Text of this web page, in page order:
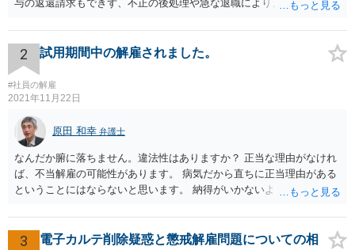
与の返還請求もできず、不正の後処理や急な退職により、社や他のス
状況です。」 大変悪質ですね。打刻場所のデータと、これまでのタイ
ムカードの虚偽を確認し、突き付けて責任を問題にすることになるで
しょう。 詐欺もありうるでしょうね。 「正しい時間がわからないとい
うタイムカード不正打刻による返還請求はどのようにおこなえばよい
でしょうか？」 想定できる虚偽を前提に、相手と協議して詰めればよ
すべては不可能でしょうので。 相手の言動には早急には返事をせずに
弁護士と相談しながら、対応策を検討する方がよいでしょう。 また、
返還が難しい場合、損害賠償を請求する事はできますでしょうか？ 法
的には可能ですが、立証の問題があります。 協議でも問題にできそう
ですが、調停なども検討できるでしょう。 また、返還請求も損害賠償
上がります。 警察に相談されてもよい事案だとは思います。
2 試用期間中の解雇されました。
#社員の解雇
2021年11月22日
原田 和幸 弁護士
なんだか腑に落ちません。違法性はありますか？ 正当な理由がなけれ
ば、不当解雇の可能性があります。 病気だから直ちに正当理由がある
ということにはならないと思います。 納得がいかないようであれば、
ます。
3
電子カルテ削除疑惑と懲戒解雇問題についての相